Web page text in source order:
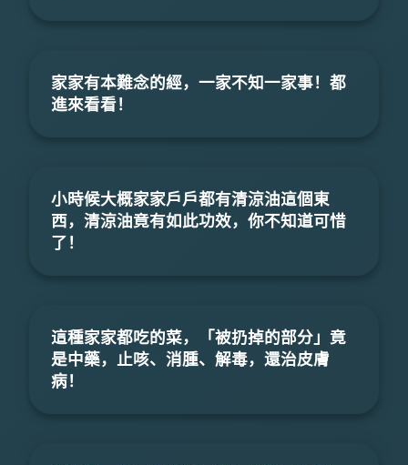
家家有本難念的經，一家不知一家事！都
進來看看！
小時候大概家家戶戶都有清涼油這個東
西，清涼油竟有如此功效，你不知道可惜
了！
這種家家都吃的菜，「被扔掉的部分」竟
是中藥，止咳、消腫、解毒，還治皮膚
病！